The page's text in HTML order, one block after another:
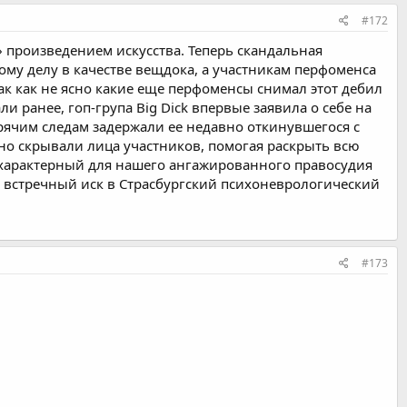
#172
искусства. Теперь скандальная
делу в качестве вещдока, а участникам перфоменса
как не ясно какие еще перфоменсы снимал этот дебил
ранее, гоп-група Big Dick впервые заявила о себе на
следам задержали ее недавно откинувшегося с
скрывали лица участников, помогая раскрыть всю
для нашего ангажированного правосудия
иск в Страсбургский психоневрологический
#173